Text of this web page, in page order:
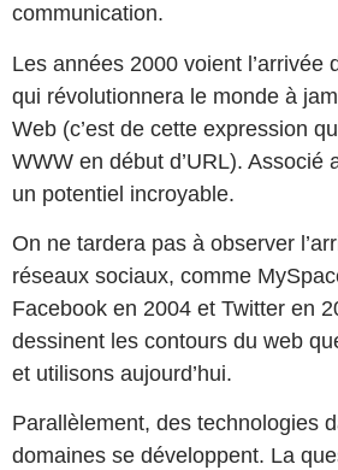
communication.
Les années 2000 voient l’arrivée
qui révolutionnera le monde à
Web (c’est de cette expression
WWW en début d’URL). Associé
un potentiel incroyable.
On ne tardera pas à observer
réseaux sociaux, comme
Facebook en 2004 et Twitter en
dessinent les contours du web
et utilisons aujourd’hui.
Parallèlement, des technologies
domaines se développent. La